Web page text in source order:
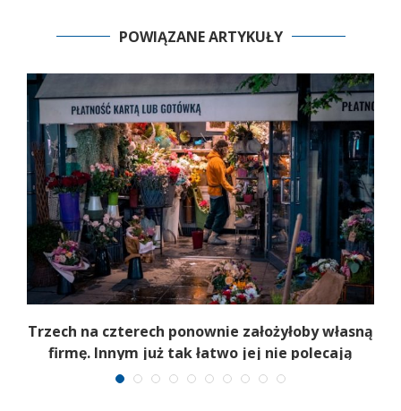
POWIĄZANE ARTYKUŁY
Trzech na czterech ponownie założyłoby własną
firmę. Innym już tak łatwo jej nie polecają